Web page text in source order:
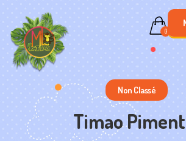
content
0
Non Classé
Timao